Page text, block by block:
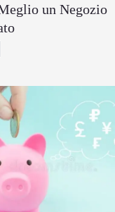
un Negozio